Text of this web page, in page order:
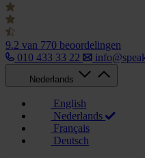
9.2 van 770 beoordelingen
010 433 33 22
Nederlands
English
Nederlands
Français
Deutsch